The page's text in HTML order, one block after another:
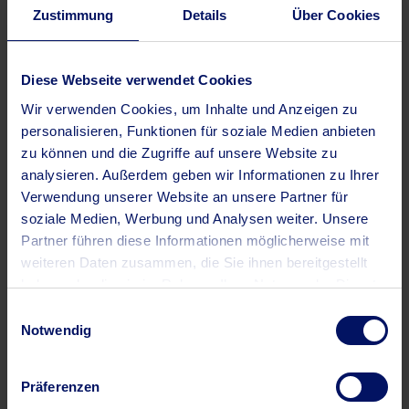
Zustimmung Details Über Cookies
Diese Webseite verwendet Cookies
Wir verwenden Cookies, um Inhalte und Anzeigen zu
personalisieren, Funktionen für soziale Medien anbieten
zu können und die Zugriffe auf unsere Website zu
analysieren. Außerdem geben wir Informationen zu Ihrer
Verwendung unserer Website an unsere Partner für
soziale Medien, Werbung und Analysen weiter. Unsere
Partner führen diese Informationen möglicherweise mit
weiteren Daten zusammen, die Sie ihnen bereitgestellt
haben oder die sie im Rahmen Ihrer Nutzung der Dienste
Notwendig
Präferenzen
Erfolgskriterien bei Implementierung und Betrieb eines
solchen Systems in kommunaler Umgebung
Die Fragerunde zeigte deutlich, dass das Thema „Chatbot in
der Abfallwirtschaft“ nicht nur technisches Neuland ist,
sondern sich bereits in konkreten Projekten bewährt – und
auf großes Interesse stößt.
Bedeutung für die Branche
Die 36. Kasseler Veranstaltung präsentierte sich unter dem
Digitalisierung. Die Tatsache, dass ein kommunaler Chatbot
unterstreicht den Trend, dass digitale Lösungen in der